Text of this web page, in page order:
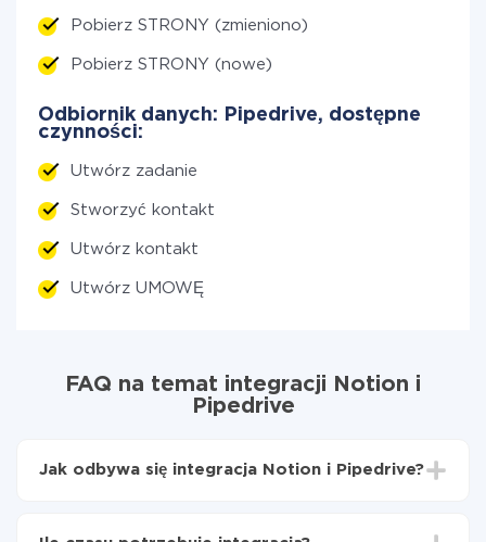
Pobierz STRONY (zmieniono)
Pobierz STRONY (nowe)
Odbiornik danych: Pipedrive, dostępne
czynności:
Utwórz zadanie
Stworzyć kontakt
Utwórz kontakt
Utwórz UMOWĘ
FAQ na temat integracji Notion i
Pipedrive
Jak odbywa się integracja Notion i Pipedrive?